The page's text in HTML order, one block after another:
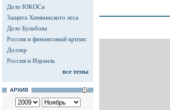
Дело ЮКОСа
Защита Химкинского леса
Дело Бульбова
Россия и финансовый кризис
Доллар
Россия и Израиль
все темы
АРХИВ